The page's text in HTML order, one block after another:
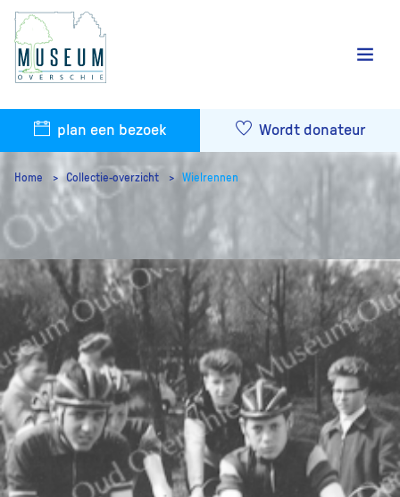
plan een bezoek Wordt donateur
Home Collectie-overzicht Wielrennen